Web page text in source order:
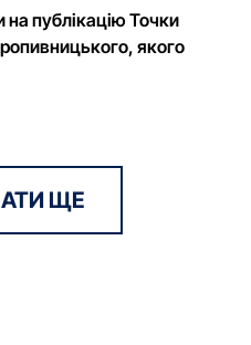
на публікацію Точки
якого
ЩЕ